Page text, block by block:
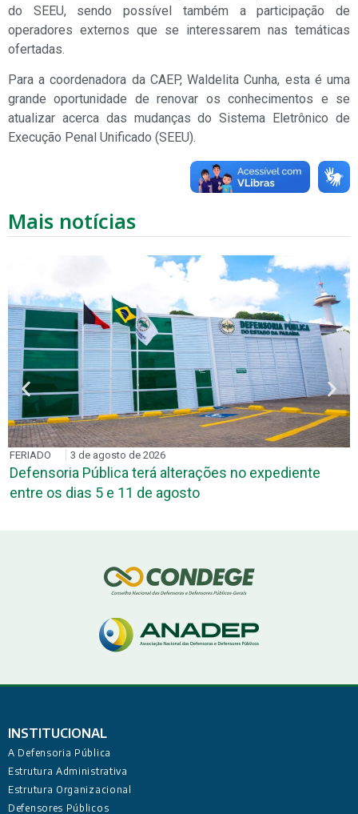
do SEEU, sendo possível também a participação de
operadores externos que se interessarem nas temáticas
ofertadas.
Para a coordenadora da CAEP, Waldelita Cunha, esta é uma
grande oportunidade de renovar os conhecimentos e se
atualizar acerca das mudanças do Sistema Eletrônico de
Execução Penal Unificado (SEEU).
Mais notícias
FERIADO 3 de agosto de 2026
Defensoria Pública terá alterações no expediente
entre os dias 5 e 11 de agosto
INSTITUCIONAL
A Defensoria Pública
Estrutura Administrativa
Estrutura Organizacional
Defensores Públicos